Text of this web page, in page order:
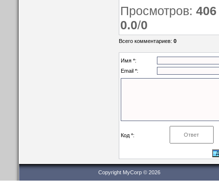
Просмотров: 406
0.0/0
Всего комментариев:0
Имя *:
Email *:
Код *:
Copyright MyCorp © 2026